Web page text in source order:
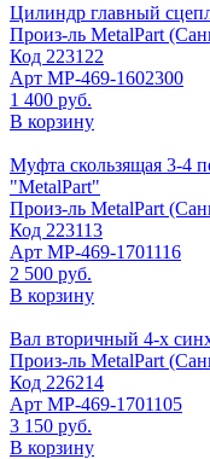
Цилиндр главный
Произ-ль MetalPart
Код 223122
Арт МР-469-1602300
1 400 руб.
В корзину
Муфта скользящая 3-4
"MetalPart"
Произ-ль MetalPart
Код 223113
Арт МР-469-1701116
2 500 руб.
В корзину
Вал вторичный 4-х
Произ-ль MetalPart
Код 226214
Арт МР-469-1701105
3 150 руб.
В корзину